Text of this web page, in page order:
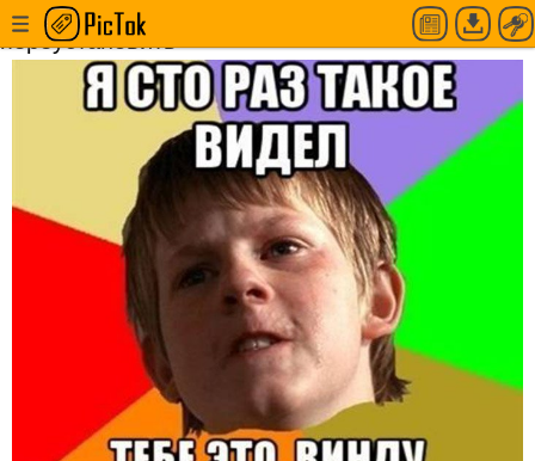
Я сто раз такое видел, тебе винду нужно
переустановить